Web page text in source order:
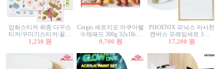
압화스티커 40종 다꾸스
티커/꾸미기스티커/꽃스
티커/압화꽃책갈피/팬시
1,230 원
Cergio 세르지오 아쿠아렐
수채패드 300g 32x18cm
12매 1면제본
9,700 원
PHOENIX 피닉스 아사천
캔버스 프레임세트 3호F
27.3x22cm 캔버스와 올림
17,200 원